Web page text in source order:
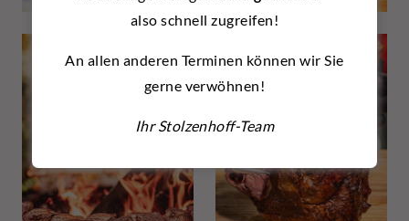
also schnell zugreifen!
An allen anderen Terminen können wir Sie
gerne verwöhnen!
Ihr Stolzenhoff-Team